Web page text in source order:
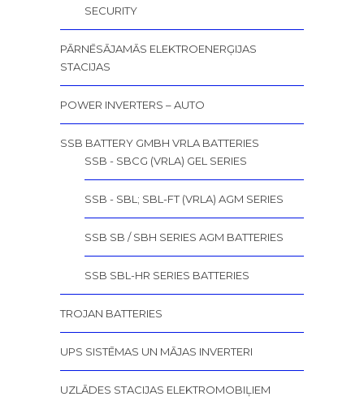
SECURITY
PĀRNĒSĀJAMĀS ELEKTROENERĢIJAS
STACIJAS
POWER INVERTERS – AUTO
SSB BATTERY GMBH VRLA BATTERIES
SSB - SBCG (VRLA) GEL SERIES
SSB - SBL; SBL-FT (VRLA) AGM SERIES
SSB SB / SBH SERIES AGM BATTERIES
SSB SBL-HR SERIES BATTERIES
TROJAN BATTERIES
UPS SISTĒMAS UN MĀJAS INVERTERI
UZLĀDES STACIJAS ELEKTROMOBIĻIEM